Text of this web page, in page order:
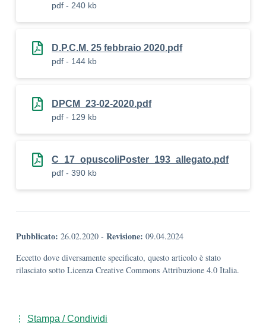
pdf - 240 kb
D.P.C.M. 25 febbraio 2020.pdf
pdf - 144 kb
DPCM_23-02-2020.pdf
pdf - 129 kb
C_17_opuscoliPoster_193_allegato.pdf
pdf - 390 kb
Pubblicato: 26.02.2020 - Revisione: 09.04.2024
Eccetto dove diversamente specificato, questo articolo è stato
rilasciato sotto Licenza Creative Commons Attribuzione 4.0 Italia.
Stampa / Condividi